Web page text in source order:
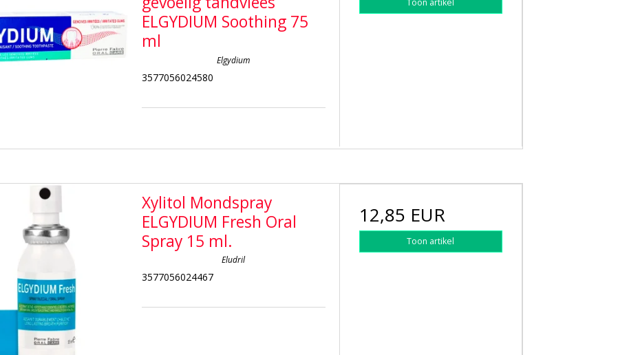
ELGYDIUM Soothing 75
ml
Elgydium
3577056024580
Toon artikel
Xylitol Mondspray
ELGYDIUM Fresh Oral
Spray 15 ml.
Eludril
3577056024467
12,85 EUR
Toon artikel